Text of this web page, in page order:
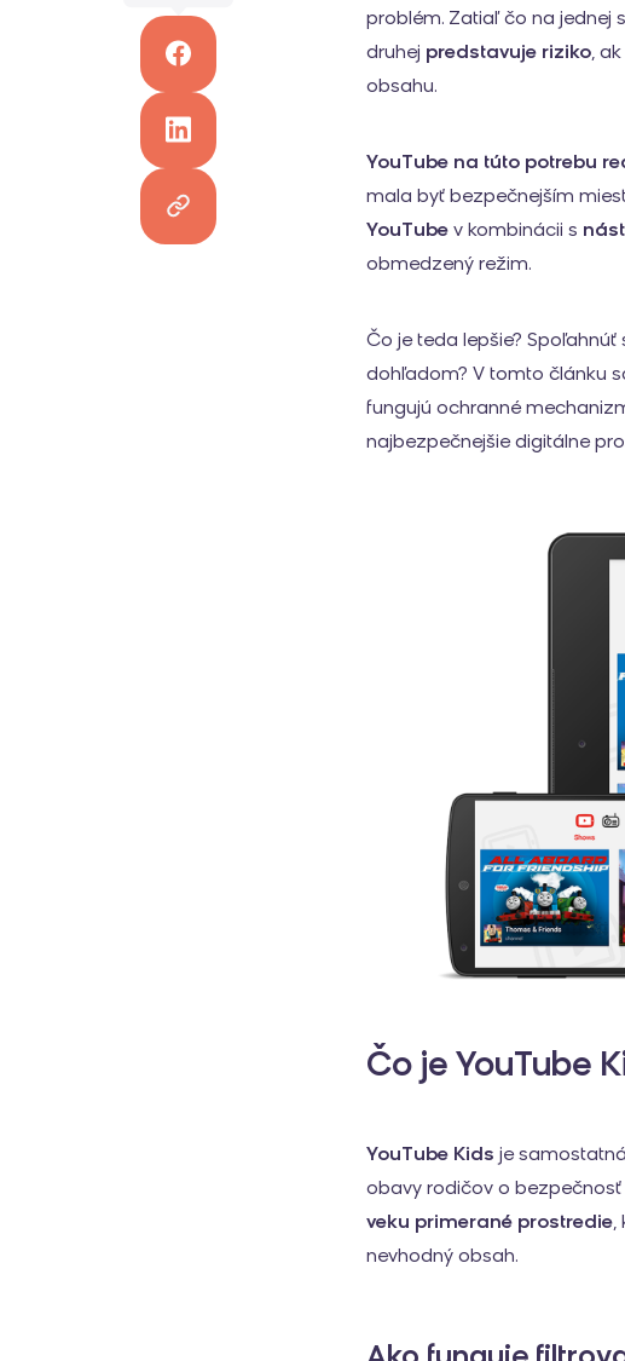
problém. Zatiaľ čo na jednej
druhej predstavuje riziko,
obsahu.
YouTube na túto potrebu
mala byť bezpečnejším
YouTubev kombinácii s
obmedzený režim.
Čo je teda lepšie? Spoľahnúť
dohľadom? V tomto článku
fungujú ochranné
najbezpečnejšie digitálne
Čo je YouTube
YouTube Kids je
obavy rodičov o bezpečnosť
veku primerané prostredie,
nevhodný obsah.